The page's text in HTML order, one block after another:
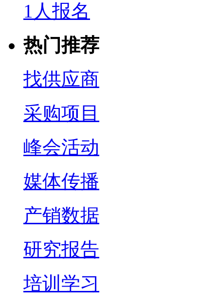
1人报名
热门推荐
找供应商
采购项目
峰会活动
媒体传播
产销数据
研究报告
培训学习